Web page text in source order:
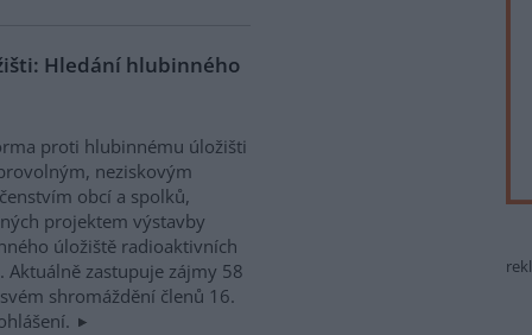
Hledání hlubinného
proti hlubinnému úložišti
neziskovým
obcí a spolků,
projektem výstavby
úložiště radioaktivních
zastupuje zájmy 58
shromáždění členů 16.